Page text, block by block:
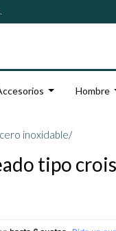
Hombre
inoxidable/
tipo